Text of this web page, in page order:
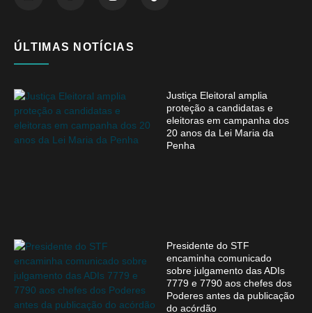
ÚLTIMAS NOTÍCIAS
Justiça Eleitoral amplia
proteção a candidatas e
eleitoras em campanha dos
20 anos da Lei Maria da
Penha
Presidente do STF
encaminha comunicado
sobre julgamento das ADIs
7779 e 7790 aos chefes dos
Poderes antes da publicação
do acórdão